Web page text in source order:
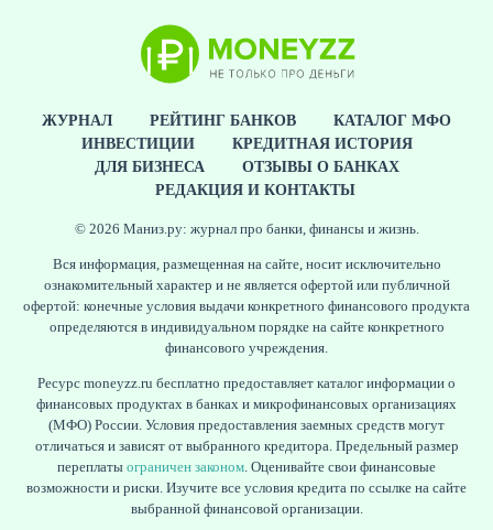
ЖУРНАЛ РЕЙТИНГ БАНКОВ
КАТАЛОГ МФО
ИНВЕСТИЦИИ
КРЕДИТНАЯ ИСТОРИЯ
ДЛЯ БИЗНЕСА
ОТЗЫВЫ О БАНКАХ
РЕДАКЦИЯ И КОНТАКТЫ
© 2026 Маниз.ру: журнал про банки, финансы и жизнь.
Вся информация, размещенная на сайте, носит исключительно
ознакомительный характер и не является офертой или публичной
офертой: конечные условия выдачи конкретного финансового продукта
определяются в индивидуальном порядке на сайте конкретного
финансового учреждения.
Ресурс moneyzz.ru бесплатно предоставляет каталог информации о
финансовых продуктах в банках и микрофинансовых организациях
(МФО) России. Условия предоставления заемных средств могут
отличаться и зависят от выбранного кредитора. Предельный размер
переплаты ограничен законом . Оценивайте свои финансовые
возможности и риски. Изучите все условия кредита по ссылке на сайте
выбранной финансовой организации.